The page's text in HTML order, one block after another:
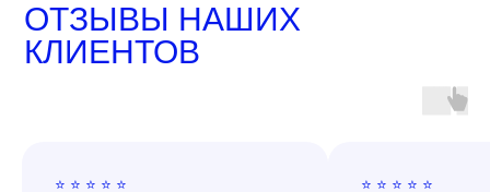
ОТЗЫВЫ НАШИХ
КЛИЕНТОВ
⭐ ⭐ ⭐ ⭐ ⭐ ⭐ ⭐ ⭐ ⭐ ⭐